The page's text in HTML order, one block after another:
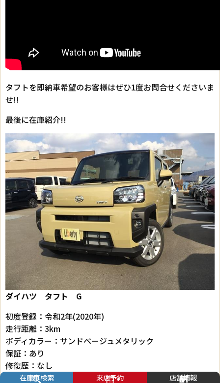
タフトを即納車希望のお客様はぜひ1度お問合せくださいま
せ!!
最後に在庫紹介!!
ダイハツ タフト G
初度登録：令和2年(2020年)
走行距離：3km
ボディカラー：サンドベージュメタリック
保証：あり
修復歴：なし
排気量：660cc
在庫車検索 来店予約 店舗情報